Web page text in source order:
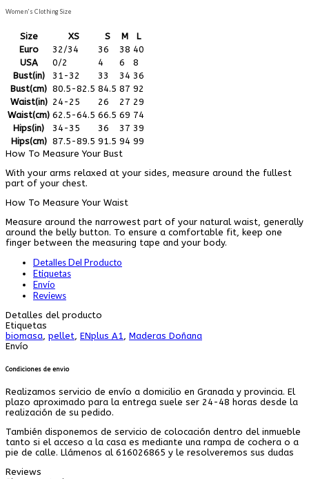
Women's Clothing Size
Size XS S M
L
Euro
32/34 36 38 40
USA
0/2 4 6
8
Bust(in)
31-32 33 34 36
Bust(cm) 80.5-82.5 84.5 87 92
Waist(in) 24-25 26 27 29
Waist(cm) 62.5-64.5 66.5 69 74
Hips(in)
34-35 36 37 39
Hips(cm) 87.5-89.5 91.5 94 99
How To Measure Your Bust
With your arms relaxed at your sides, measure around the fullest
part of your chest.
How To Measure Your Waist
Measure around the narrowest part of your natural waist, generally
around the belly button. To ensure a comfortable fit, keep one
finger between the measuring tape and your body.
Detalles Del Producto
Etiquetas
Envío
Reviews
Detalles del producto
Etiquetas
biomasa, pellet, ENplus A1, Maderas Doñana
Envío
Condiciones de envio
Realizamos servicio de envío a domicilio en Granada y provincia. El
plazo aproximado para la entrega suele ser 24-48 horas desde la
realización de su pedido.
También disponemos de servicio de colocación dentro del inmueble
tanto si el acceso a la casa es mediante una rampa de cochera o a
pie de calle. Llámenos al 616026865 y le resolveremos sus dudas
Reviews